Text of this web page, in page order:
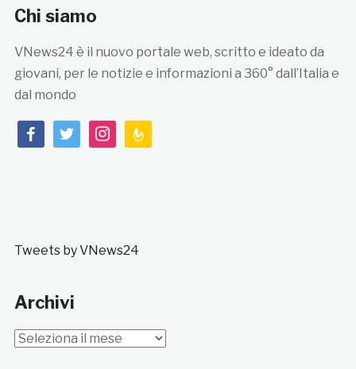
Chi siamo
VNews24 è il nuovo portale web, scritto e ideato da
giovani, per le notizie e informazioni a 360° dall’Italia e
dal mondo
facebooktwitterinstagramfeedburner
Tweets by VNews24
Archivi
Archivi